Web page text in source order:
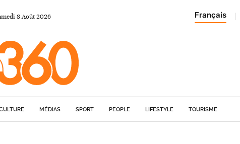
8Août2026 Français
MÉDIAS SPORT PEOPLE LIFESTYLE TOURISME